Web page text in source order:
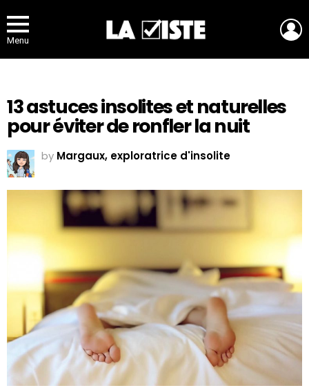
Menu
13 astuces insolites et naturelles
pour éviter de ronfler la nuit
by Margaux, exploratrice d'insolite